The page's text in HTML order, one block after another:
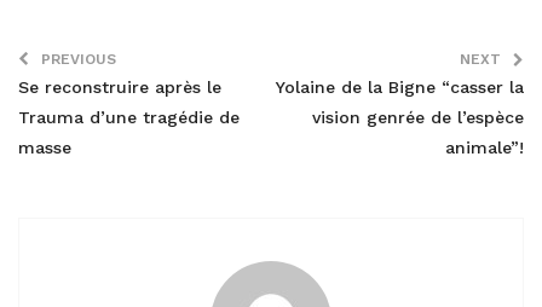
PREVIOUS
Se reconstruire après le
Trauma d’une tragédie de
masse
NEXT
Yolaine de la Bigne “casser la
vision genrée de l’espèce
animale”!